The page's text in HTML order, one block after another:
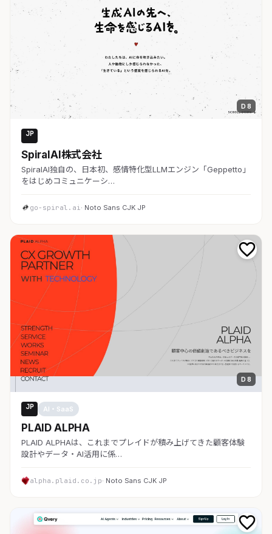
D 8
JP
SpiralAI株式会社
SpiralAI独自の、日本初、感情特化型LLMエンジン「Geppetto」
をはじめコミュニケーシ…
go-spiral.ai· Noto Sans CJK JP
D 8
JP AI・SaaS
PLAID ALPHA
PLAID ALPHAは、これまでプレイドが積み上げてきた顧客体験
設計やデータ・AI活用に係…
alpha.plaid.co.jp· Noto Sans CJK JP